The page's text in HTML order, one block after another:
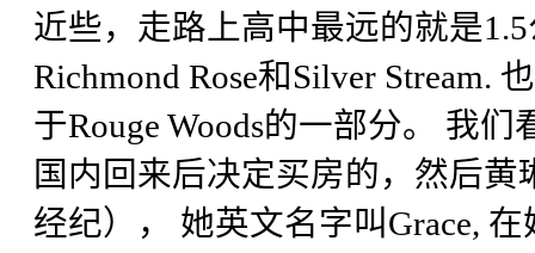
近些，走路上高中最远的就是
Richmond Rose和Silver Stream.
于Rouge Woods的一部分。 我
国内回来后决定买房的，然后
经纪）， 她英文名字叫Grace,